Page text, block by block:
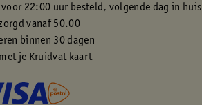
voor 22:00 uur besteld, volgende dag in huis
vanaf 50.00
binnen 30 dagen
je Kruidvat kaart